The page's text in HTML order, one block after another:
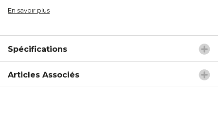
En savoir plus
Spécifications
Articles Associés